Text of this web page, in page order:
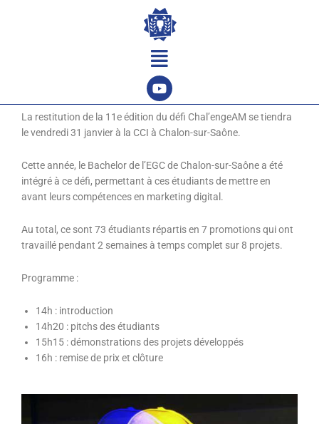
Menu
La restitution de la 11e édition du défi Chal’engeAM se tiendra
le vendredi 31 janvier à la CCI à Chalon-sur-Saône.
Cette année, le Bachelor de l’EGC de Chalon-sur-Saône a été
intégré à ce défi, permettant à ces étudiants de mettre en
avant leurs compétences en marketing digital.
Au total, ce sont 73 étudiants répartis en 7 promotions qui ont
travaillé pendant 2 semaines à temps complet sur 8 projets.
Programme :
14h : introduction
14h20 : pitchs des étudiants
15h15 : démonstrations des projets développés
16h : remise de prix et clôture